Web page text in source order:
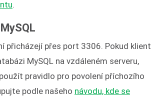
.
přicházejí přes port 3306. Pokud klient
MySQL na vzdáleném serveru,
pravidlo pro povolení příchozího
podle našeho návodu, kde se